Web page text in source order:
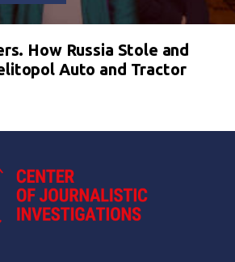
How Russia Stole and
Auto and Tractor